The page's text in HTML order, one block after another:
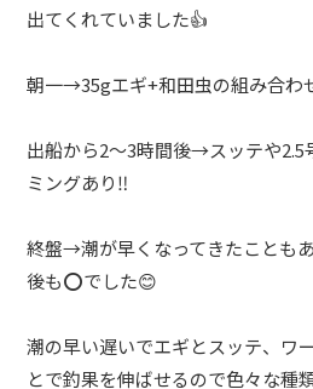
出てくれていました👍
朝一→35gエギ+和田虫の組み合わ
出船から2〜3時間後→スッテや2.5
ミングあり‼️
終盤→潮が早くなってきたことも
後も⭕️でした😊
潮の早い遅いでエギとスッテ、ワ
とで釣果を伸ばせるので色々な種